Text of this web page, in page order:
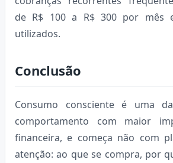
de R$ 100 a R$ 300 por mês
utilizados.
Conclusão
Consumo consciente é uma
comportamento com maior
financeira, e começa não com
atenção: ao que se compra, por